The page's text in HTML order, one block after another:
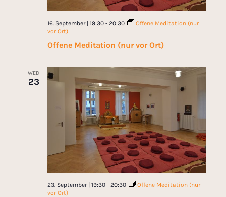
Offene Meditation (nur vor Ort)
16. September | 19:30- 20:30
Offene Meditation (nur
vor Ort)
WED
23
23. September | 19:30- 20:30
Offene Meditation (nur
vor Ort)